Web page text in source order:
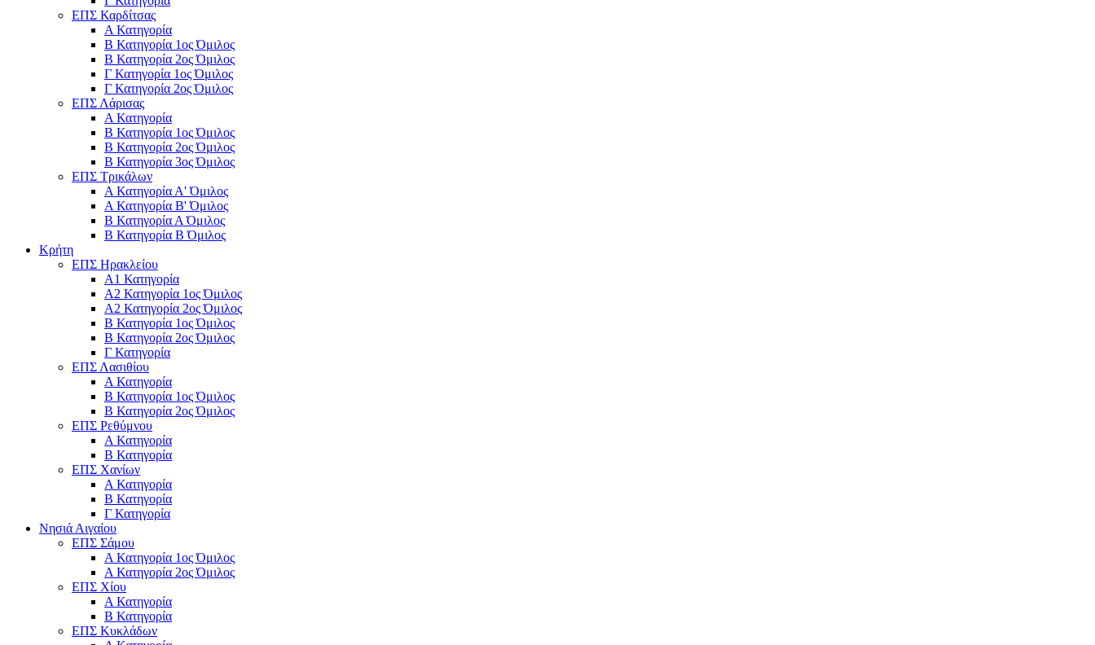
ΕΠΣ Καρδίτσας
Α Κατηγορία
Β Κατηγορία 1ος Όμιλος
Β Κατηγορία 2ος Όμιλος
Γ Κατηγορία 1ος Όμιλος
Γ Κατηγορία 2ος Όμιλος
ΕΠΣ Λάρισας
Α Κατηγορία
Β Κατηγορία 1ος Όμιλος
Β Κατηγορία 2ος Όμιλος
Β Κατηγορία 3ος Όμιλος
ΕΠΣ Τρικάλων
Α Κατηγορία Α' Όμιλος
Α Κατηγορία Β' Όμιλος
Β Κατηγορία Α Όμιλος
Β Κατηγορία Β Όμιλος
Κρήτη
ΕΠΣ Ηρακλείου
Α1 Κατηγορία
Α2 Κατηγορία 1ος Όμιλος
Α2 Κατηγορία 2ος Όμιλος
Β Κατηγορία 1ος Όμιλος
Β Κατηγορία 2ος Όμιλος
Γ Κατηγορία
ΕΠΣ Λασιθίου
Α Κατηγορία
Β Κατηγορία 1ος Όμιλος
Β Κατηγορία 2ος Όμιλος
ΕΠΣ Ρεθύμνου
Α Κατηγορία
Β Κατηγορία
ΕΠΣ Χανίων
Α Κατηγορία
Β Κατηγορία
Γ Κατηγορία
Νησιά Αιγαίου
ΕΠΣ Σάμου
Α Κατηγορία 1ος Όμιλος
Α Κατηγορία 2ος Όμιλος
ΕΠΣ Χίου
Α Κατηγορία
Β Κατηγορία
ΕΠΣ Κυκλάδων